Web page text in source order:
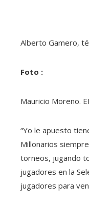
Alberto Gamero,
Foto :
Mauricio Moreno.
“Yo le apuesto
Millonarios
torneos, jugando
jugadores en la
jugadores para